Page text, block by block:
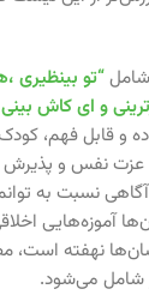
“تو بینظیری
و ای کاش
و قابل فهم، کودک
عزت نفس و
نسبت به
آموزه‌هایی
نهفته است،
شامل می‌شود.